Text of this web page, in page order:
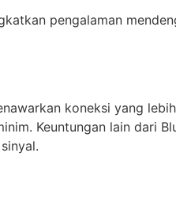
pengalaman
koneksi yang
Keuntungan lain dari